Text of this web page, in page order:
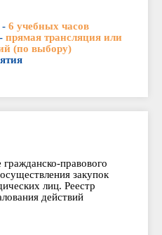
- 6 учебных часов
прямая трансляция или
(по выбору)
правового
закупок
лиц. Реестр
действий